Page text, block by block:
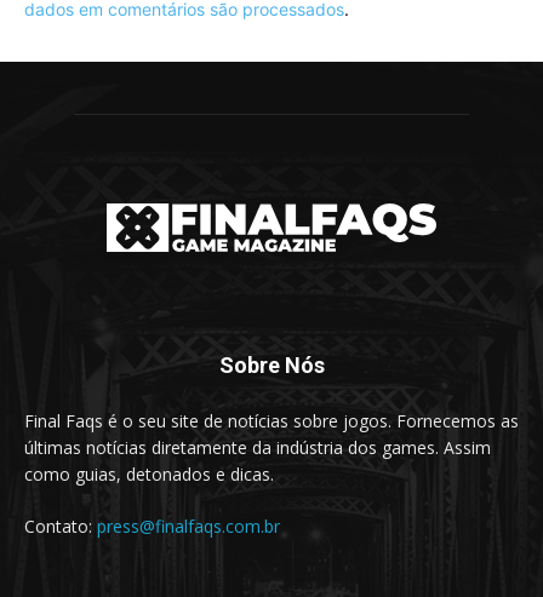
dados em comentários são processados.
Sobre Nós
Final Faqs é o seu site de notícias sobre jogos. Fornecemos as
últimas notícias diretamente da indústria dos games. Assim
como guias, detonados e dicas.
Contato: press@finalfaqs.com.br